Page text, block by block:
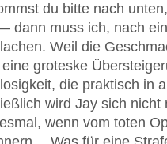
du bitte nach
dann muss ich, nach
Weil die
groteske
die praktisch in
wird Jay sich
wenn vom toten